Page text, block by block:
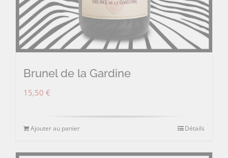
Brunel de la Gardine
15,50 €
Ajouter au panier Détails